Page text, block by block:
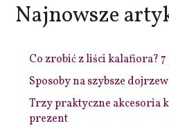
Najnowsze
Co zrobić z liści kalafiora? 7
Sposoby na szybsze
Trzy praktyczne akcesoria
prezent